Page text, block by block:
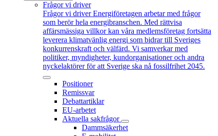
Frågor vi driver
Frågor vi driver Energiföretagen arbetar med frågor
som berör hela energibranschen. Med rättvisa
affärsmässiga villkor kan våra medlemsföretag fortsätta
leverera klimatvänlig energi som bidrar till Sveriges
konkurrenskraft och välfärd. Vi samverkar med
politiker, myndigheter, kundorganisationer och andra
nyckelaktörer för att Sverige ska nå fossilfrihet 2045.
Positioner
Remissvar
Debattartiklar
EU-arbetet
Aktuella sakfrågor
Dammsäkerhet